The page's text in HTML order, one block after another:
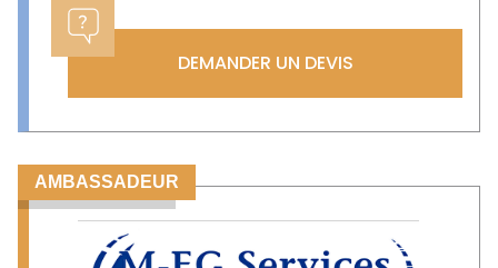
DEMANDER UN DEVIS
AMBASSADEUR